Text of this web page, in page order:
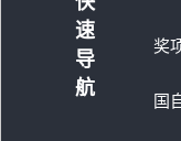
速
导
航
奖
国